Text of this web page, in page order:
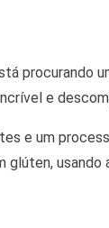
procurando
e
e um
glúten,